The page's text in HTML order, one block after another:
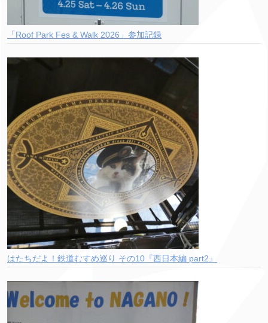
「Roof Park Fes & Walk 2026」参加記録
はたちだよ！鉄道むすめ巡り その10『西日本編 part2』